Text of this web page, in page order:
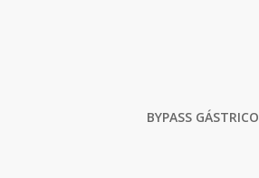
BYPASS GÁSTRICO